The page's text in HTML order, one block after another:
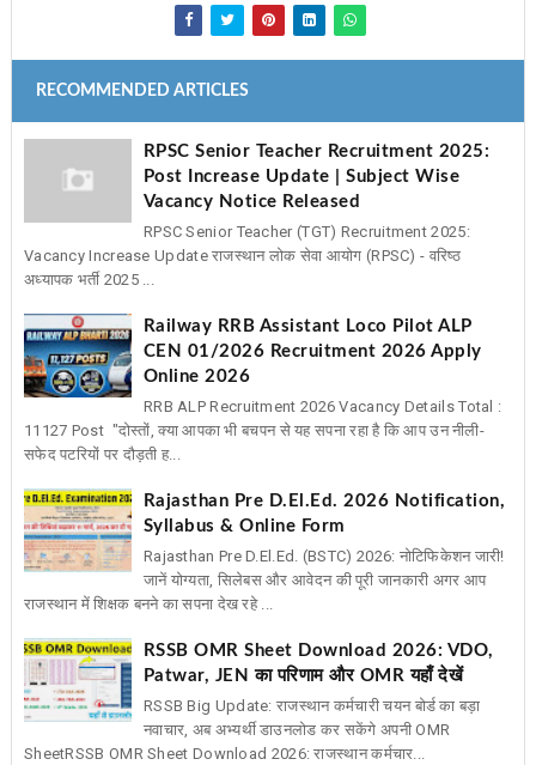
RECOMMENDED ARTICLES
RPSC Senior Teacher Recruitment 2025:
Post Increase Update | Subject Wise
Vacancy Notice Released
RPSC Senior Teacher (TGT) Recruitment 2025:
Vacancy Increase Update राजस्थान लोक सेवा आयोग (RPSC) - वरिष्ठ
अध्यापक भर्ती 2025 ...
Railway RRB Assistant Loco Pilot ALP
CEN 01/2026 Recruitment 2026 Apply
Online 2026
RRB ALP Recruitment 2026 Vacancy Details Total :
11127 Post "दोस्तों, क्या आपका भी बचपन से यह सपना रहा है कि आप उन नीली-
सफेद पटरियों पर दौड़ती ह...
Rajasthan Pre D.El.Ed. 2026 Notification,
Syllabus & Online Form
Rajasthan Pre D.El.Ed. (BSTC) 2026: नोटिफिकेशन जारी!
जानें योग्यता, सिलेबस और आवेदन की पूरी जानकारी अगर आप
राजस्थान में शिक्षक बनने का सपना देख रहे ...
RSSB OMR Sheet Download 2026: VDO,
Patwar, JEN का परिणाम और OMR यहाँ देखें
RSSB Big Update: राजस्थान कर्मचारी चयन बोर्ड का बड़ा
नवाचार, अब अभ्यर्थी डाउनलोड कर सकेंगे अपनी OMR
SheetRSSB OMR Sheet Download 2026: राजस्थान कर्मचार...